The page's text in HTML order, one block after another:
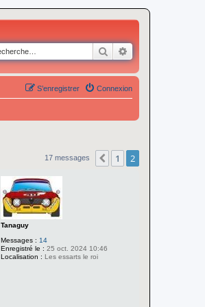
Rechercher
Connexion
S’enregistrer
17 messages Précédente
1 2
Tanaguy
Messages : 14
Enregistré le : 25 oct. 2024 10:46
Localisation : Les essarts le roi